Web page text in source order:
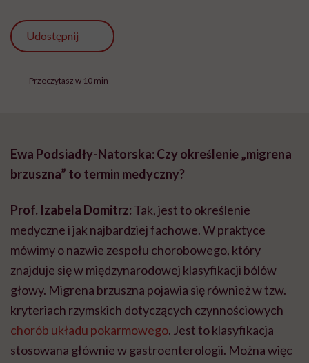
Udostępnij
Przeczytasz w 10 min
Ewa Podsiadły-Natorska: Czy określenie „migrena
brzuszna” to termin medyczny?
Prof. Izabela Domitrz: Tak, jest to określenie
medyczne i jak najbardziej fachowe. W praktyce
mówimy o nazwie zespołu chorobowego, który
znajduje się w międzynarodowej klasyfikacji bólów
głowy. Migrena brzuszna pojawia się również w tzw.
kryteriach rzymskich dotyczących czynnościowych
chorób układu pokarmowego. Jest to klasyfikacja
stosowana głównie w gastroenterologii. Można więc